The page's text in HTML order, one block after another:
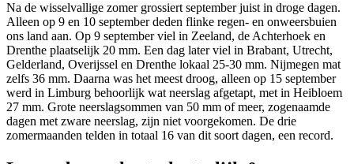
Na de wisselvallige zomer grossiert september juist in droge dagen.
Alleen op 9 en 10 september deden flinke regen- en onweersbuien
ons land aan. Op 9 september viel in Zeeland, de Achterhoek en
Drenthe plaatselijk 20 mm. Een dag later viel in Brabant, Utrecht,
Gelderland, Overijssel en Drenthe lokaal 25-30 mm. Nijmegen mat
zelfs 36 mm. Daarna was het meest droog, alleen op 15 september
werd in Limburg behoorlijk wat neerslag afgetapt, met in Heibloem
27 mm. Grote neerslagsommen van 50 mm of meer, zogenaamde
dagen met zware neerslag, zijn niet voorgekomen. De drie
zomermaanden telden in totaal 16 van dit soort dagen, een record.